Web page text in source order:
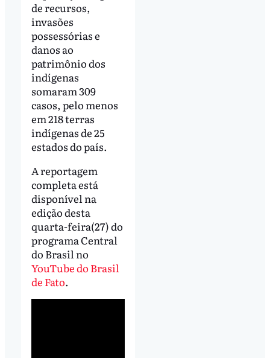
de recursos,
invasões
possessórias e
danos ao
patrimônio dos
indígenas
somaram 309
casos, pelo menos
em 218 terras
indígenas de 25
estados do país.
A reportagem
completa está
disponível na
edição desta
quarta-feira(27) do
programa Central
do Brasil no
YouTube do Brasil
de Fato.